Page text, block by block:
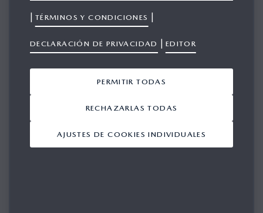
GALERÍA
Mostrando 1-2 de 2
AÑADIR TODO
| TÉRMINOS Y CONDICIONES |
DECLARACIÓN DE PRIVACIDAD | EDITOR
AJUSTES DE COOKIES INDIVIDUALES
RECHAZARLAS TODAS
PERMITIR TODAS